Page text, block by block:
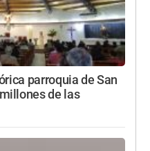
parroquia de San
de las